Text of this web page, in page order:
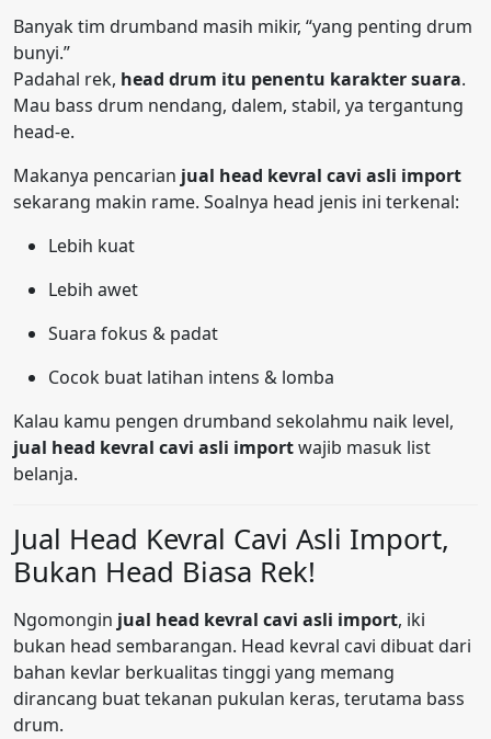
Banyak tim drumband masih mikir, “yang penting drum
bunyi.”
Padahal rek, head drum itu penentu karakter suara.
Mau bass drum nendang, dalem, stabil, ya tergantung
head-e.
Makanya pencarian jual head kevral cavi asli import
sekarang makin rame. Soalnya head jenis ini terkenal:
Lebih kuat
Lebih awet
Suara fokus & padat
Cocok buat latihan intens & lomba
Kalau kamu pengen drumband sekolahmu naik level,
jual head kevral cavi asli importwajib masuk list
belanja.
Jual Head Kevral Cavi Asli Import,
Bukan Head Biasa Rek!
Ngomongin jual head kevral cavi asli import, iki
bukan head sembarangan. Head kevral cavi dibuat dari
bahan kevlar berkualitas tinggi yang memang
dirancang buat tekanan pukulan keras, terutama bass
drum.